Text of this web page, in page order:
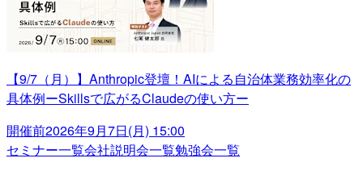
【9/7（月）】Anthropic登壇！AIによる自治体業務効率化の
具体例ーSkillsで広がるClaudeの使い方ー
開催前2026年9月7日(月) 15:00
セミナー一覧会社説明会一覧勉強会一覧